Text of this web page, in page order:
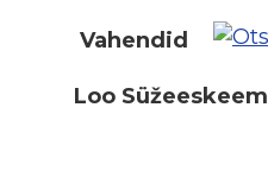
Vahendid
Loo Süžeeskeem